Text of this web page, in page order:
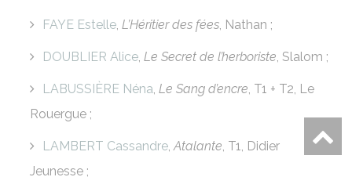
FAYE Estelle,L’Héritier des fées, Nathan ;
DOUBLIER Alice,Le Secret de l’herboriste, Slalom ;
LABUSSIÈRE Néna,Le Sang d’encre, T1 + T2, Le
Rouergue ;
LAMBERT Cassandre,Atalante, T1, Didier
Jeunesse ;